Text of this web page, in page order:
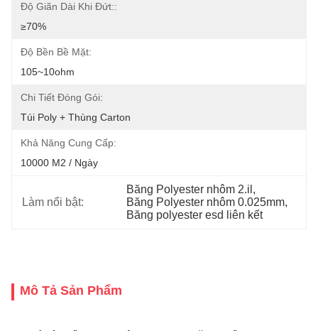
Độ Giãn Dài Khi Đứt::
≥70%
Độ Bền Bề Mặt:
105~10ohm
Chi Tiết Đóng Gói:
Túi Poly + Thùng Carton
Khả Năng Cung Cấp:
10000 M2 / Ngày
Làm nổi bật:
Băng Polyester nhôm 2.il ,
Băng Polyester nhôm 0.025mm,
Băng polyester esd liên kết
Mô Tả Sản Phẩm